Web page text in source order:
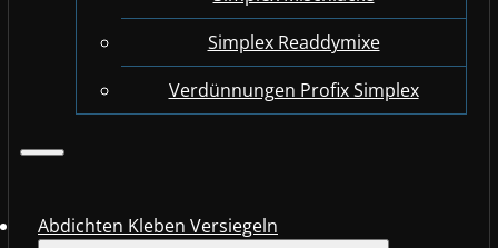
Simplex Readdymixe
Verdünnungen Profix Simplex
Abdichten Kleben Versiegeln